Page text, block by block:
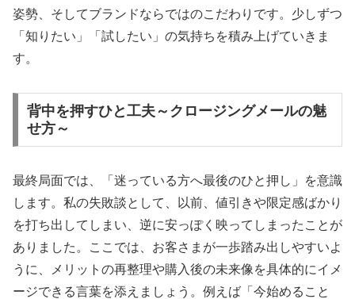
姿勢、そしてブランドならではのこだわりです。少しずつ
「知りたい」「試したい」の気持ちを積み上げていきま
す。
背中を押すひと工夫～クロージングメールの魅
せ方～
最終局面では、「迷っている方へ最後のひと押し」を意識
します。私の失敗談として、以前、値引きや限定感ばかり
を打ち出してしまい、逆に安っぽく映ってしまったことが
ありました。ここでは、お客さまが一歩踏み出しやすいよ
うに、メリットの再整理や購入後の未来像を具体的にイメ
ージできる言葉を添えましょう。例えば「今始めること